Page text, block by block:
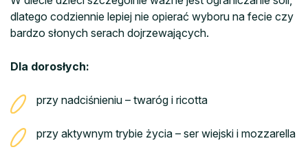
dlatego codziennie lepiej nie opierać wyboru na fecie czy
bardzo słonych serach dojrzewających.
Dla dorosłych:
przy nadciśnieniu – twaróg i ricotta
przy aktywnym trybie życia – ser wiejski i mozzarella